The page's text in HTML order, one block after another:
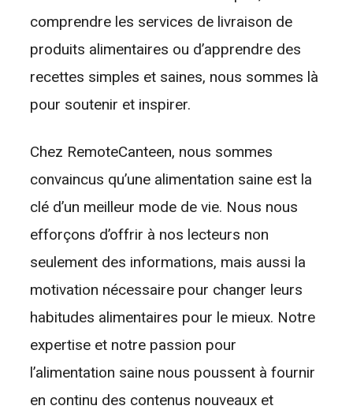
comprendre les services de livraison de
produits alimentaires ou d’apprendre des
recettes simples et saines, nous sommes là
pour soutenir et inspirer.
Chez RemoteCanteen, nous sommes
convaincus qu’une alimentation saine est la
clé d’un meilleur mode de vie. Nous nous
efforçons d’offrir à nos lecteurs non
seulement des informations, mais aussi la
motivation nécessaire pour changer leurs
habitudes alimentaires pour le mieux. Notre
expertise et notre passion pour
l’alimentation saine nous poussent à fournir
en continu des contenus nouveaux et